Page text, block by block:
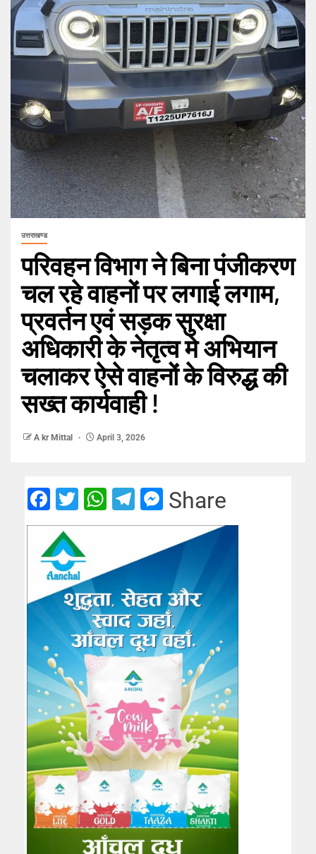
उत्तराखण्ड
परिवहन विभाग ने बिना पंजीकरण
चल रहे वाहनों पर लगाई लगाम,
प्रवर्तन एवं सड़क सुरक्षा
अधिकारी के नेतृत्व मे अभियान
चलाकर ऐसे वाहनों के विरुद्ध की
सख्त कार्यवाही !
A kr Mittal April 3, 2026
Facebook
Twitter
WhatsApp
Telegram
Messenger
Share